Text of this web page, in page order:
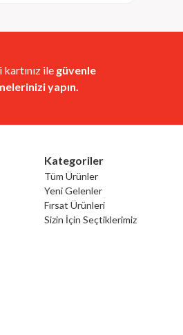
kartınız ile güvenle
yapın.
Kategoriler
Tüm Ürünler
Yeni Gelenler
Fırsat Ürünleri
Sizin İçin Seçtiklerimiz